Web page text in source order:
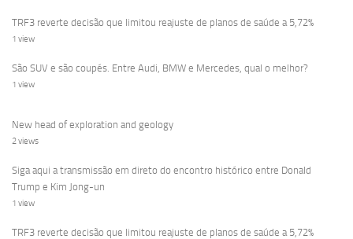
TRF3 reverte decisão que limitou reajuste de planos de saúde a 5,72%
1 view
São SUV e são coupés. Entre Audi, BMW e Mercedes, qual o melhor?
1 view
New head of exploration and geology
2 views
Siga aqui a transmissão em direto do encontro histórico entre Donald
Trump e Kim Jong-un
1 view
TRF3 reverte decisão que limitou reajuste de planos de saúde a 5,72%